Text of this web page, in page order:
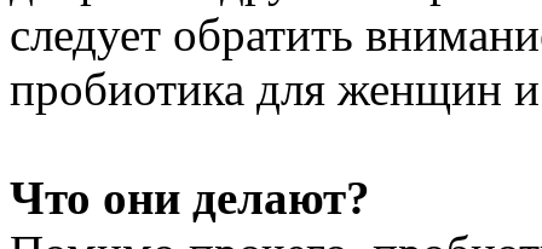
следует обратить
пробиотика для женщин
Что они делают?